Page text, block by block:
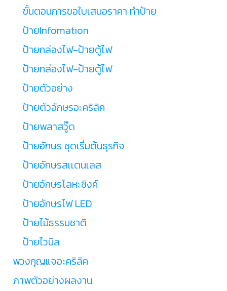
ขั้นตอนการขอใบเสนอราคา ทำป้าย
ป้ายInfomation
ป้ายกล่องไฟ-ป้ายตู้ไฟ
ป้ายกล่องไฟ-ป้ายตู้ไฟ
ป้ายตัวอย่าง
ป้ายตัวอักษรอะคริลิค
ป้ายพลาสวู๊ด
ป้ายอักษร ชุดเริ่มต้นธุรกิจ
ป้ายอักษรสเเตนเลส
ป้ายอักษรโลหะซิงค์
ป้ายอักษรไฟ LED
ป้ายไม้ธรรมชาติ
ป้ายไวนิล
พวงกุญแจอะคริลิค
ภาพตัวอย่างผลงาน